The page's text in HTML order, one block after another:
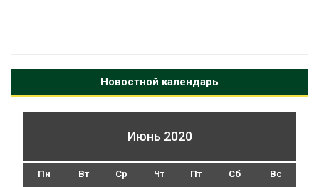
Новостной календарь
Июнь 2020
Пн Вт Ср Чт Пт Сб Вс